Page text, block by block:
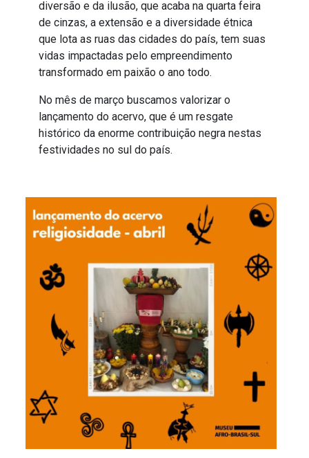
diversão e da ilusão, que acaba na quarta feira
de cinzas, a extensão e a diversidade étnica
que lota as ruas das cidades do país, tem suas
vidas impactadas pelo empreendimento
transformado em paixão o ano todo.
No mês de março buscamos valorizar o
lançamento do acervo, que é um resgate
histórico da enorme contribuição negra nestas
festividades no sul do país.